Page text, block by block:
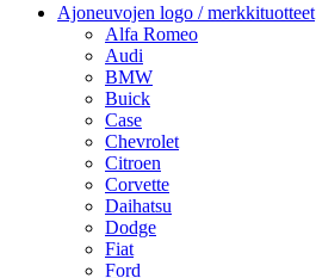
Ajoneuvojen logo / merkkituotteet
Alfa Romeo
Audi
BMW
Buick
Case
Chevrolet
Citroen
Corvette
Daihatsu
Dodge
Fiat
Ford